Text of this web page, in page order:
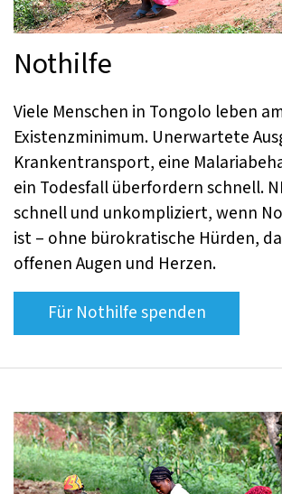
Nothilfe
Viele Menschen in Tongolo leben
Existenzminimum. Unerwartete
Krankentransport, eine
ein Todesfall überfordern schnell.
schnell und unkompliziert, wenn
ist – ohne bürokratische Hürden,
offenen Augen und Herzen.
Für Nothilfe spenden